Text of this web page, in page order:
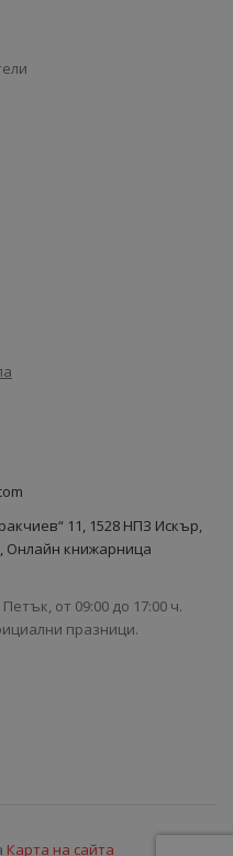
11, 1528 НПЗ Искър,
Онлайн книжарница
от 09:00 до 17:00 ч.
празници.
Карта на сайта